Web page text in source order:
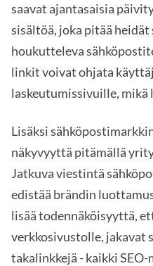
saavat ajantasaisia
sisältöä, joka pitää
houkutteleva
linkit voivat ohjata
laskeutumissivuille, mikä
Lisäksi
näkyvyyttä pitämällä
Jatkuva viestintä
edistää brändin
lisää todennäköisyyttä,
verkkosivustolle, jakavat
takalinkkejä - kaikki